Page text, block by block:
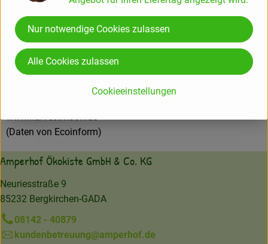
Whollees GmbH
Harvest Moon
(Daten von Ecoinform)
Amperhof Ökokiste GmbH & Co. KG
Neuriesstraße 9
85232 Bergkirchen-GADA
08142 - 40879
kundenbetreuung@amperhof.de
Cookieeinstellungen
Nur notwendige Cookies zulassen
Alle Cookies zulassen